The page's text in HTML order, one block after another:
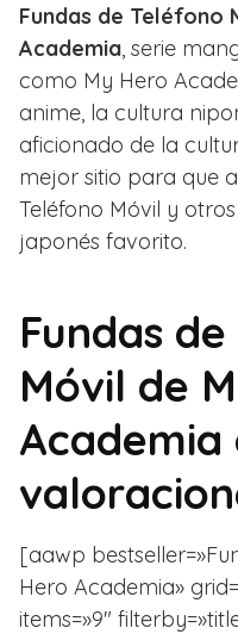
Fundas de Teléfono
Academia, serie
como My Hero
anime, la cultura
aficionado de la
mejor sitio para que
Teléfono Móvil y
japonés favorito.
Fundas
Móvil de
Academia
[aawp
Hero Academia»
items=»9″